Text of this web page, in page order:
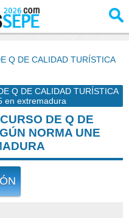
Q DE CALIDAD TURÍSTICA
Q DE CALIDAD TURÍSTICA
en extremadura
DE Q DE
NORMA UNE